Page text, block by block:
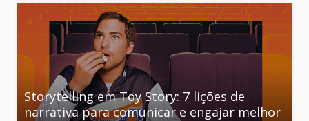
Storytelling em Toy Story: 7 lições de
narrativa para comunicar e engajar melhor